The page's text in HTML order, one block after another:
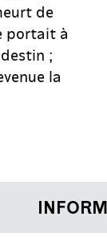
de
portait à
;
la